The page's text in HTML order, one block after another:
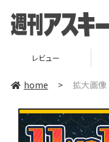
レビュー
home > 拡大画像